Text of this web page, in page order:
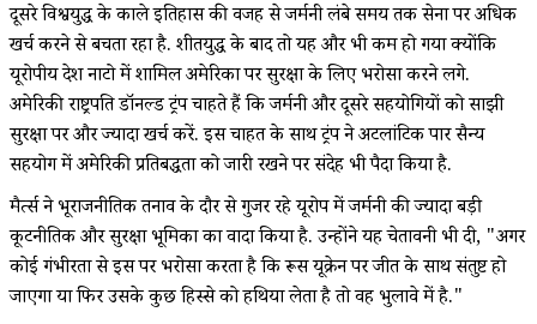
दूसरे विश्वयुद्ध के काले इतिहास की वजह से जर्मनी लंबे समय तक सेना पर अधिक
खर्च करने से बचता रहा है. शीतयुद्ध के बाद तो यह और भी कम हो गया क्योंकि
यूरोपीय देश नाटो में शामिल अमेरिका पर सुरक्षा के लिए भरोसा करने लगे.
अमेरिकी राष्ट्रपति डॉनल्ड ट्रंप चाहते हैं कि जर्मनी और दूसरे सहयोगियों को साझी
सुरक्षा पर और ज्यादा खर्च करें. इस चाहत के साथ ट्रंप ने अटलांटिक पार सैन्य
सहयोग में अमेरिकी प्रतिबद्धता को जारी रखने पर संदेह भी पैदा किया है.
मैर्त्स ने भूराजनीतिक तनाव के दौर से गुजर रहे यूरोप में जर्मनी की ज्यादा बड़ी
कूटनीतिक और सुरक्षा भूमिका का वादा किया है. उन्होंने यह चेतावनी भी दी, "अगर
कोई गंभीरता से इस पर भरोसा करता है कि रूस यूक्रेन पर जीत के साथ संतुष्ट हो
जाएगा या फिर उसके कुछ हिस्से को हथिया लेता है तो वह भुलावे में है."